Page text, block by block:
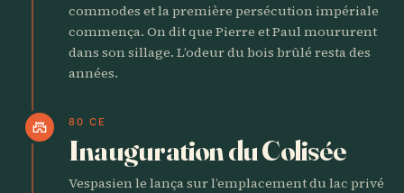
commodes et la première persécution impériale
commença. On dit que Pierre et Paul moururent
dans son sillage. L’odeur du bois brûlé resta des
années.
castle 80 CE
Inauguration du Colisée
Vespasien le lança sur l’emplacement du lac privé